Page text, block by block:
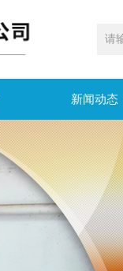
新闻动态